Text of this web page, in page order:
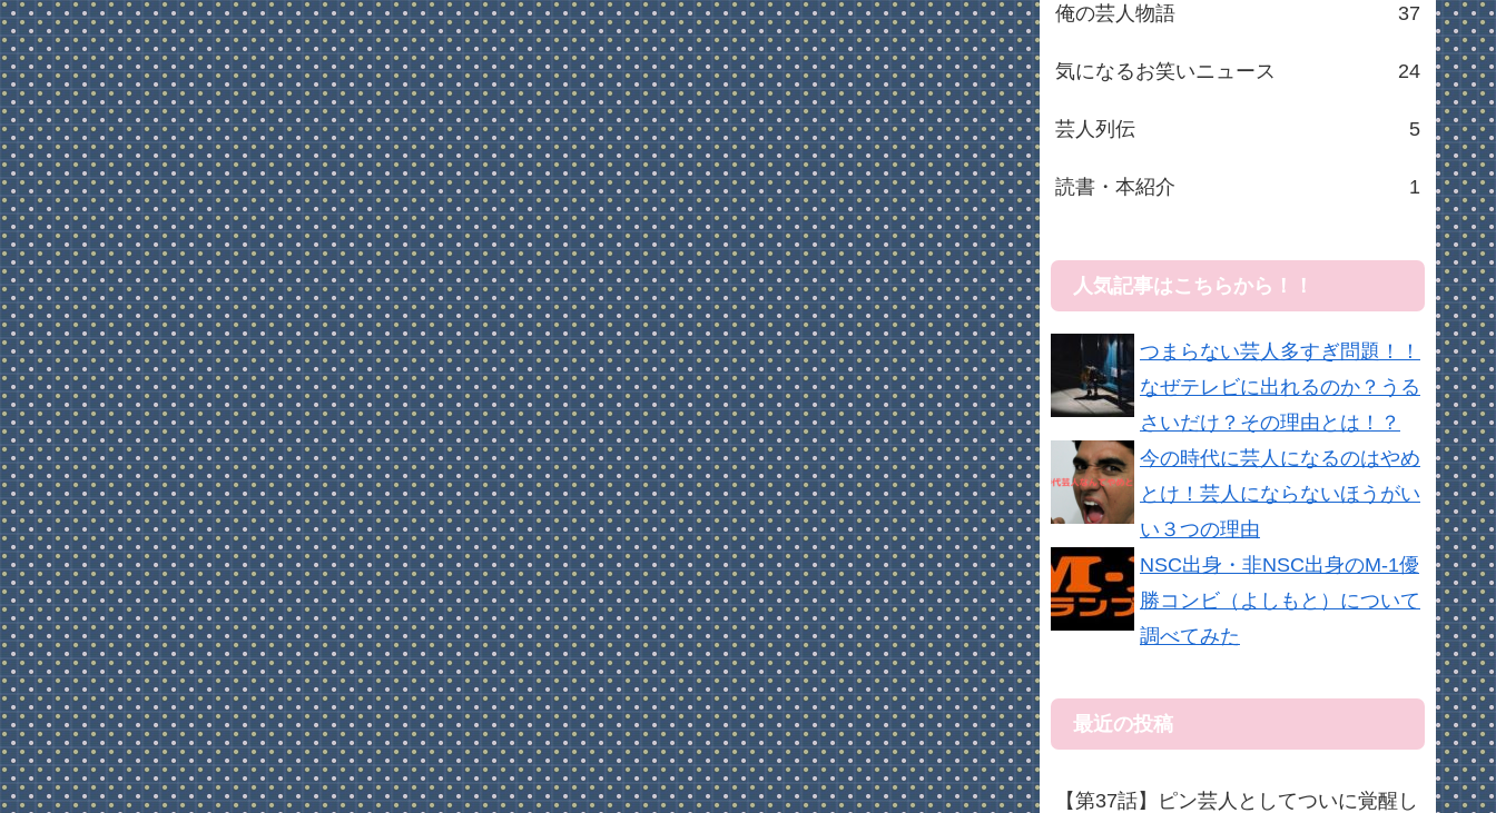
俺の芸人物語 37
気になるお笑いニュース 24
芸人列伝 5
読書・本紹介 1
人気記事はこちらから！！
つまらない芸人多すぎ問題！！
なぜテレビに出れるのか？うる
さいだけ？その理由とは！？
今の時代に芸人になるのはやめ
とけ！芸人にならないほうがい
い３つの理由
NSC出身・非NSC出身のM-1優
勝コンビ（よしもと）について
調べてみた
最近の投稿
【第37話】ピン芸人としてついに覚醒し